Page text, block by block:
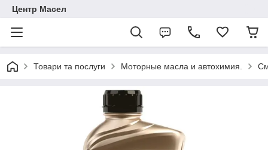
Центр Масел
Товари та послуги Моторные масла и автохимия.